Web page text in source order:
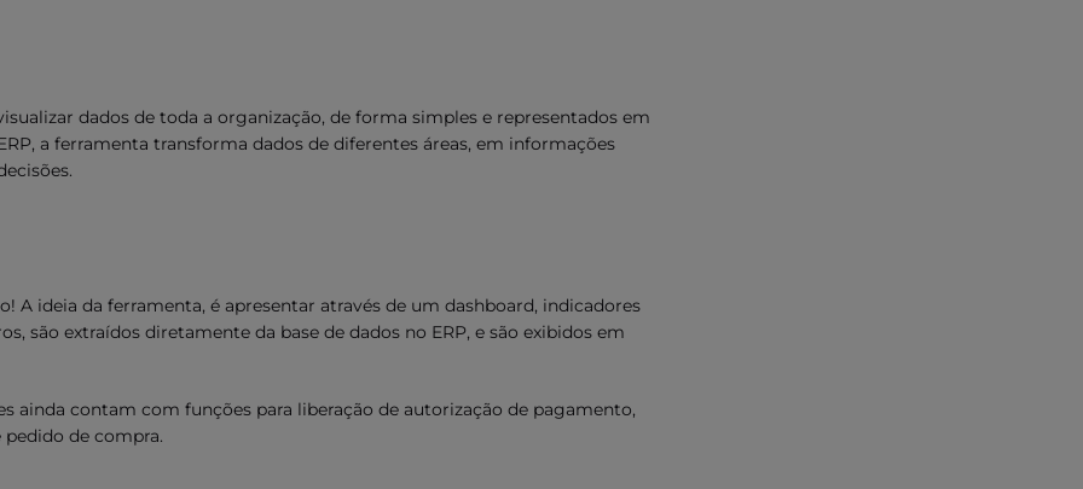
dados de toda a organização, de forma simples e representados em
a ferramenta transforma dados de diferentes áreas, em informações
A ideia da ferramenta, é apresentar através de um dashboard, indicadores
são extraídos diretamente da base de dados no ERP, e são exibidos em
ainda contam com funções para liberação de autorização de pagamento,
pedido de compra.